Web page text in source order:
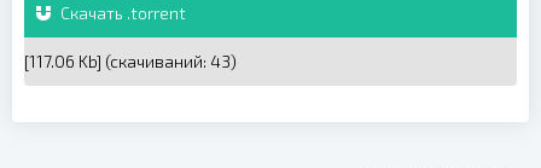
Скачать .torrent
[117.06 Kb] (cкачиваний: 43)